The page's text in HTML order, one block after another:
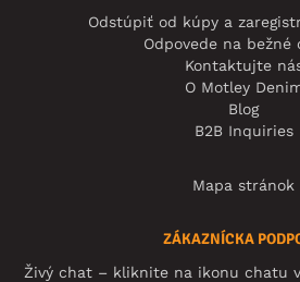
Odstúpiť od kúpy a
Odpovede na bežné
Kontaktujte
O Motley
Blog
B2B Inquiries
Mapa stránok
ZÁKAZNÍCKA
Živý chat – kliknite na ikonu chatu